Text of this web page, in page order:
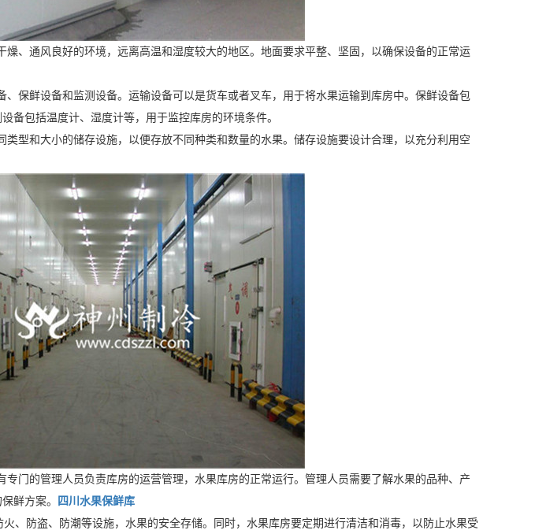
燥、通风良好的环境，远离高温和湿度较大的地区。地面要求平整、坚固，以确保设备的正常运
保鲜设备和监测设备。运输设备可以是货车或者叉车，用于将水果运输到库房中。保鲜设备包
备包括温度计、湿度计等，用于监控库房的环境条件。
型和大小的储存设施，以便存放不同种类和数量的水果。储存设施要设计合理，以充分利用空
专门的管理人员负责库房的运营管理，水果库房的正常运行。管理人员需要了解水果的品种、产
鲜方案。
四川水果保鲜库
、防盗、防潮等设施，水果的安全存储。同时，水果库房要定期进行清洁和消毒，以防止水果受